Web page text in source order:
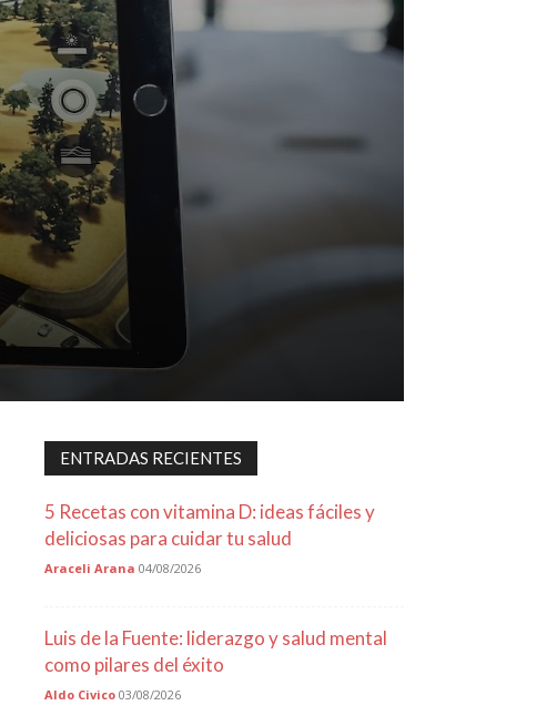
ENTRADAS RECIENTES
5 Recetas con vitamina D: ideas fáciles y
deliciosas para cuidar tu salud
Araceli Arana 04/08/2026
Luis de la Fuente: liderazgo y salud mental
como pilares del éxito
Aldo Civico 03/08/2026